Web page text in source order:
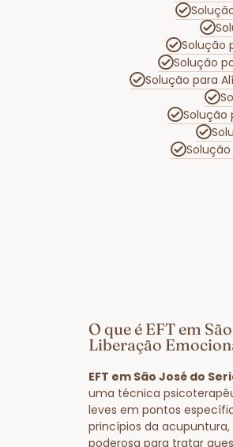
Solução
Solução
Solução para
Solução
O que é EFT em
Liberação
EFT em São José do
uma técnica
leves em pontos
princípios da
poderosa para tratar